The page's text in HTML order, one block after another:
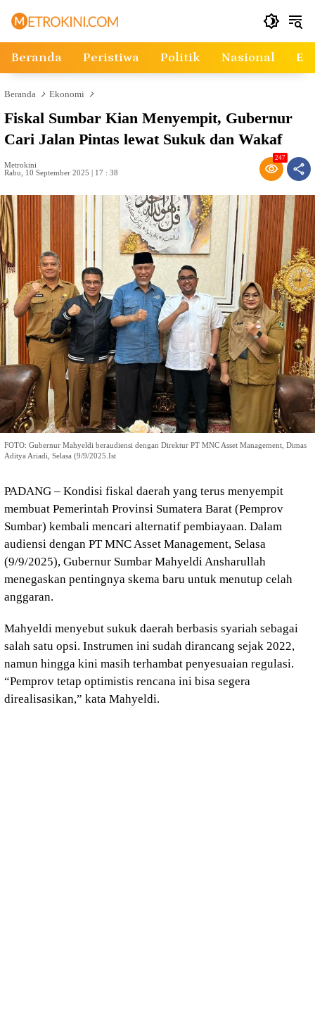
Beranda Peristiwa Politik Nasional
Beranda Ekonomi
Fiskal Sumbar Kian Menyempit, Gubernur
Cari Jalan Pintas lewat Sukuk dan Wakaf
Metrokini
Rabu, 10 September 2025 | 17 : 38
247
FOTO: Gubernur Mahyeldi beraudiensi dengan Direktur PT MNC Asset Management, Dimas
Aditya Ariadi, Selasa (9/9/2025.Ist
PADANG – Kondisi fiskal daerah yang terus menyempit
membuat Pemerintah Provinsi Sumatera Barat (Pemprov
Sumbar) kembali mencari alternatif pembiayaan. Dalam
audiensi dengan PT MNC Asset Management, Selasa
(9/9/2025), Gubernur Sumbar Mahyeldi Ansharullah
menegaskan pentingnya skema baru untuk menutup celah
anggaran.
Mahyeldi menyebut sukuk daerah berbasis syariah sebagai
salah satu opsi. Instrumen ini sudah dirancang sejak 2022,
namun hingga kini masih terhambat penyesuaian regulasi.
“Pemprov tetap optimistis rencana ini bisa segera
direalisasikan,” kata Mahyeldi.